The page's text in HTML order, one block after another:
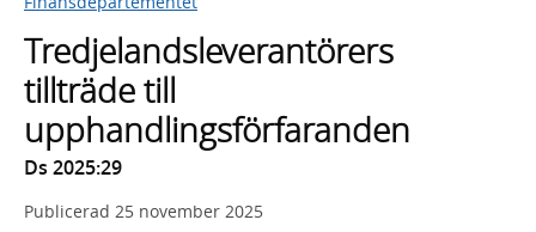
Tredjelandsleverantörers
tillträde till
upphandlingsförfaranden
Ds 2025:29
Publicerad 25 november 2025